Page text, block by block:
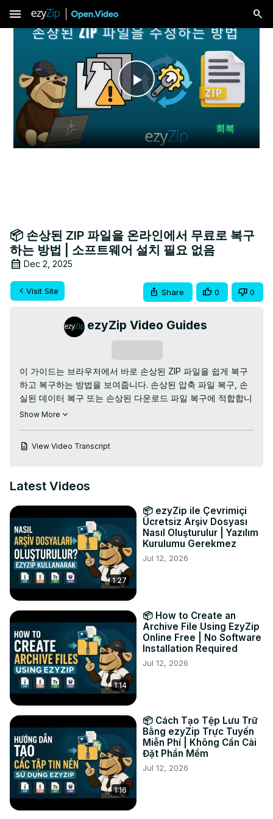
menu
Play
Video
📦 손상된 ZIP 파일을 온라인에서 무료로 복구
하는 방법 | 소프트웨어 설치 필요 없음
Dec 2, 2025
Visit Site Share 0 0
ezyZip Video Guides
이 가이드는 브라우저에서 바로 손상된 ZIP 파일을 쉽게 복구
하고 복구하는 방법을 보여줍니다. 손상된 압축 파일 복구, 손
실된 데이터 복구 또는 손상된 다운로드 파일 복구에 적합합니
다!
간단한 4단계 과정:
2. 복구 도구가 손상된 압축 파일을 자동으로 분석하고 복구합
니다.
3. 복구된 파일 미리보기 - "미리보기"를 클릭하여 성공적으로
복구된 파일을 확인하세요.
4. "저장"을 클릭하여 복구된 데이터와 함께 복구된 ZIP 파일
을 다운로드하세요.
손상된 ZIP 파일을 복구해야 하는 이유는 무엇일까요? 중요한
문서를 복구하고, 손상된 다운로드 파일을 복원하고, 손상된
압축 파일을 복구하고, 귀중한 파일을 잃지 않고 데이터를 복
구하기 위해서입니다!
#zip 복구 #손상된zip #파일복구 #zip수정 #데이터복구 #아
카이브복구 #ezyzip
TWITTER: https://twitter.com/ezyZip
FACEBOOK: https://www.facebook.com/ezyzip/
LINKEDIN: https://www.linkedin.com/showcase/ezyzip/
PINTEREST: https://www.pinterest.com.au/ezyzip
MEDIUM: https://medium.com/@ezyZip
Show More
View Video Transcript
Latest Videos
1:27
📦 ezyZip ile Çevrimiçi
Ücretsiz Arşiv Dosyası
Nasıl Oluşturulur | Yazılım
Kurulumu Gerekmez
Jul 12, 2026
1:14
📦 How to Create an
Archive File Using EzyZip
Online Free | No Software
Installation Required
Jul 12, 2026
1:16
📦 Cách Tạo Tệp Lưu Trữ
Bằng ezyZip Trực Tuyến
Miễn Phí | Không Cần Cài
Đặt Phần Mềm
Jul 12, 2026